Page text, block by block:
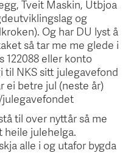
Tveit Maskin, Utbjoa
og
Og har DU lyst å
så tar me me glede i
122088 eller konto
til NKS sitt julegavefond
ei betre jul (neste år)
til over nyttår så me
heile julehelga.
alle i og utafor bygda